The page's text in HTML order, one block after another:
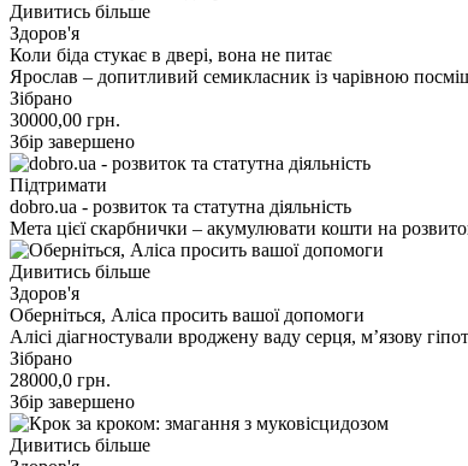
Дивитись більше
Здоров'я
Коли біда стукає в двері, вона не питає
Ярослав – допитливий семикласник із чарівною
Зібрано
30000,00 грн.
Збір завершено
Підтримати
dobro.ua - розвиток та статутна діяльність
Мета цієї скарбнички – акумулювати кошти на
Дивитись більше
Здоров'я
Оберніться, Аліса просить вашої допомоги
Алісі діагностували вроджену ваду серця, м’язову
Зібрано
28000,0 грн.
Збір завершено
Дивитись більше